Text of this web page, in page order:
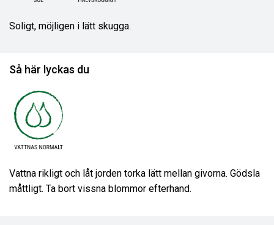
Soligt, möjligen i lätt skugga.
Så här lyckas du
Vattna rikligt och låt jorden torka lätt mellan givorna. Gödsla
måttligt. Ta bort vissna blommor efterhand.